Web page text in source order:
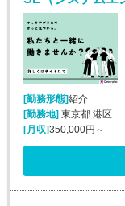
[勤務形態]紹介
[勤務地]東京都 港区
[月収]350,000円～